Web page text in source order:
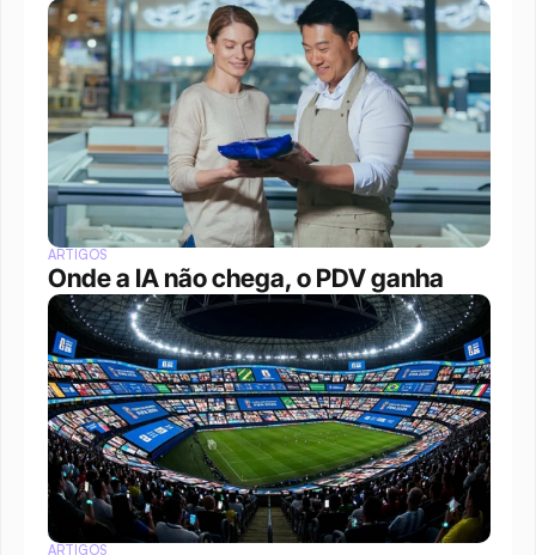
ARTIGOS
Onde a IA não chega, o PDV ganha
ARTIGOS